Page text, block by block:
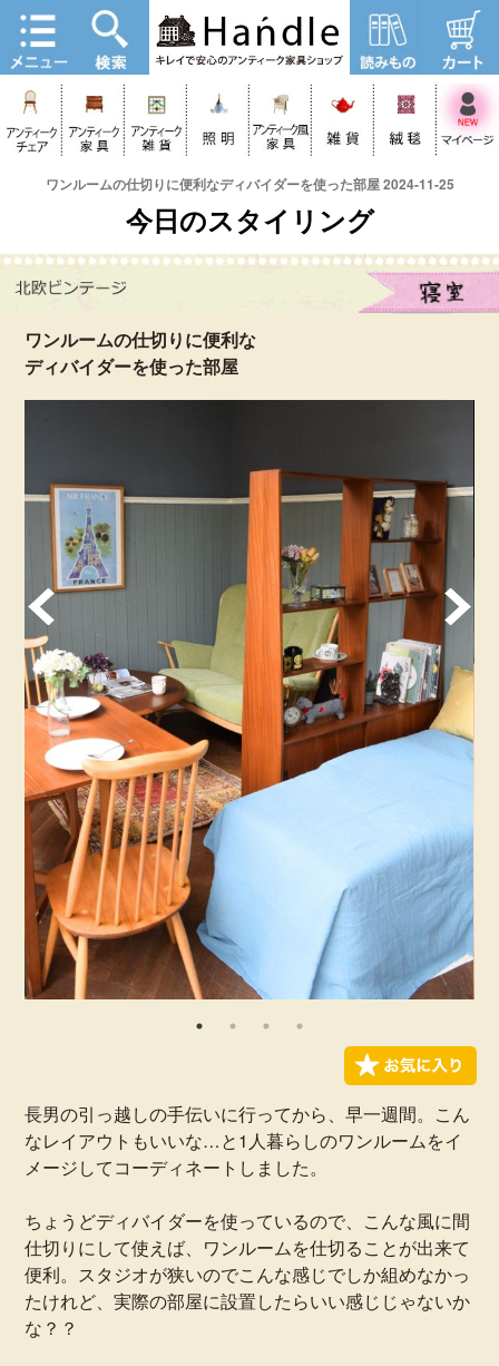
ワンルームの仕切りに便利なディバイダーを使った部屋 2024-11-25
今日のスタイリング
ワンルームの仕切りに便利な
ディバイダーを使った部屋
長男の引っ越しの手伝いに行ってから、早一週間。こん
なレイアウトもいいな…と1人暮らしのワンルームをイ
メージしてコーディネートしました。
ちょうどディバイダーを使っているので、こんな風に間
仕切りにして使えば、ワンルームを仕切ることが出来て
便利。スタジオが狭いのでこんな感じでしか組めなかっ
たけれど、実際の部屋に設置したらいい感じじゃないか
な？？